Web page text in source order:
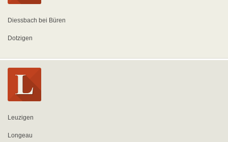
Diessbach bei Büren
Dotzigen
Leuzigen
Longeau